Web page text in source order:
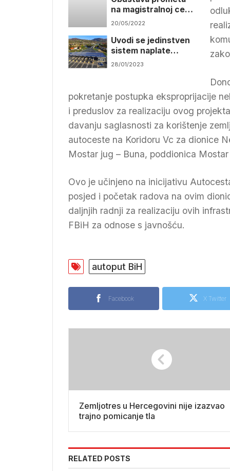
na magistralnoj cesti
M17 u okviru
Počitelj – Zvirović
20/05/2022
Uvodi se jedinstven
sistem naplate
cestarine u FBiH i RS-
28/01/2023
pokretanje postupka eksproprijacije
i preduslov za realizaciju ovog
davanju saglasnosti za korištenje
autoceste na Koridoru Vc za dionice
Mostar jug – Buna, poddionica
Ovo je učinjeno na inicijativu
posjed i početak radova na ovim
daljnjih radnji za realizaciju ovih
FBiH za odnose s javnošću.
autoput BiH
Facebook X Twitter
Zemljotres u Hercegovini nije izazvao
trajno pomicanje tla
RELATED POSTS